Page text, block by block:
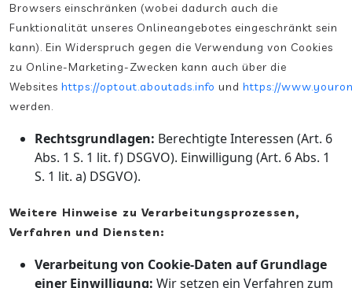
Browsers einschränken (wobei dadurch auch die
Funktionalität unseres Onlineangebotes eingeschränkt sein
kann). Ein Widerspruch gegen die Verwendung von Cookies
zu Online-Marketing-Zwecken kann auch über die
Websites https://optout.aboutads.info und https://
werden.
Rechtsgrundlagen: Berechtigte Interessen (Art. 6
Abs. 1 S. 1 lit. f) DSGVO). Einwilligung (Art. 6 Abs. 1
S. 1 lit. a) DSGVO).
Weitere Hinweise zu Verarbeitungsprozessen,
Verfahren und Diensten:
Verarbeitung von Cookie-Daten auf Grundlage
einer Einwilligung: Wir setzen ein Verfahren zum